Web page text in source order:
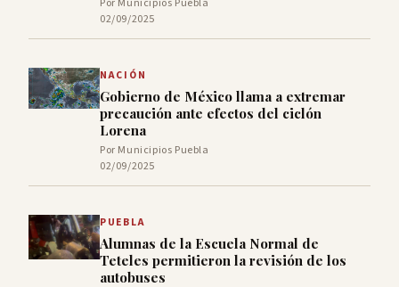
02/09/2025
NACIÓN
Gobierno de México llama a extremar
precaución ante efectos del ciclón
Lorena
Por Municipios Puebla
02/09/2025
PUEBLA
Alumnas de la Escuela Normal de
Teteles permitieron la revisión de los
autobuses